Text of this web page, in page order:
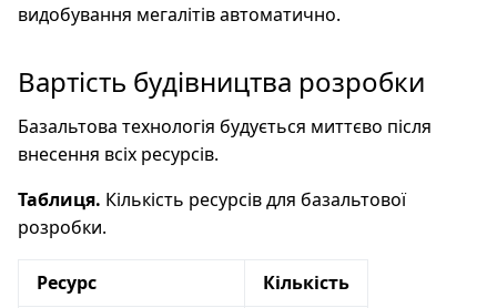
видобування мегалітів автоматично.
Вартість будівництва розробки
Базальтова технологія будується миттєво після
внесення всіх ресурсів.
Таблиця. Кількість ресурсів для базальтової
розробки.
Ресурс
Кількість